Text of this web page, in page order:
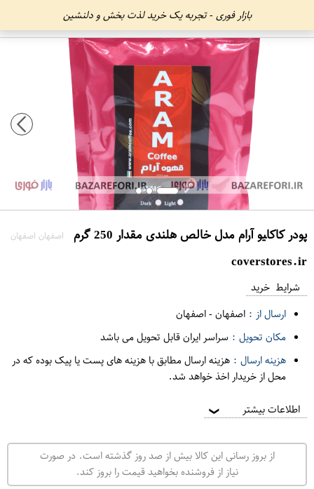
بازار فوری - تجربه یک خرید لذت بخش و دلنشین
پودر کاکا‍‍‍‍یو آرام مدل خالص هلندی مقدار 250 گرم اصفهان اصفهان
coverstores.ir
شرایط خرید
ارسال از : اصفهان-اصفهان
مکان تحویل : سراسر ایران قابل تحویل می باشد
هزینه ارسال : هزینه ارسال مطابق با هزینه های پست یا پیک بوده که در
محل از خریدار اخذ خواهد شد.
اطلاعات بیشتر ❯
از بروز رسانی این کالا بیش از صد روز گذشته است. در صورت
نیاز از فروشنده بخواهید قیمت را بروز کند.